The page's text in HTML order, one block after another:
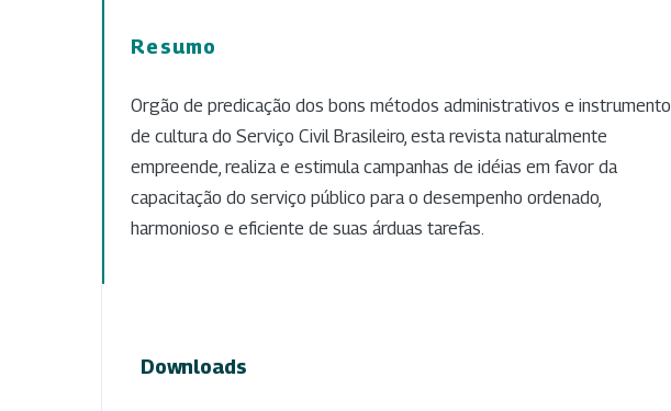
Resumo
Orgão de predicação dos bons métodos administrativos e instrumento
de cultura do Serviço Civil Brasileiro, esta revista naturalmente
empreende, realiza e estimula campanhas de idéias em favor da
capacitação do serviço público para o desempenho ordenado,
harmonioso e eficiente de suas árduas tarefas.
Downloads